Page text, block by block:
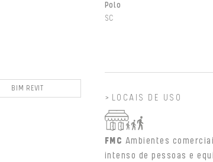
BIM REVIT
Polo
SC
LOCAIS DE USO
FMC Ambientes
intenso de pessoas e